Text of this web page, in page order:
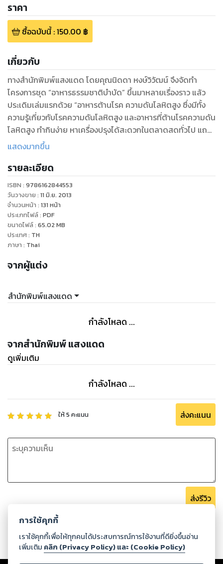
ราคา
ซื้อฉบับนี้:150.00 ฿
เกี่ยวกับ
ทางสำนักพิมพ์แสงแดด โดยคุณนิดดา หงษ์วิวัฒน์ จึงจัดทำ
โครงการชุด “อาหารธรรมชาติบำบัด” ขึ้นมาหลายเรื่องราว แล้ว
ประเดิมเล่มแรกด้วย “อาหารต้านโรค ความดันโลหิตสูง ซึ่งมีทั้ง
ความรู้เกี่ยวกับโรคความดันโลหิตสูง และอาหารที่ต้านโรคความดัน
โลหิตสูง ทำกินง่าย หาเครื่องปรุงได้สะดวกในตลาดสดทั่วไป แถม
ยังอร่อยดี เหมาะกับสมาชิกทุกคนในครอบครัว
แสดงมากขึ้น
รายละเอียด
ISBN : 9786162844553
วันวางขาย : 11 มิ.ย. 2013
จำนวนหน้า : 131 หน้า
ประเภทไฟล์: PDF
ขนาดไฟล์: 65.02 MB
ประเทศ: TH
ภาษา : Thai
จากผู้แต่ง
สำนักพิมพ์แสงแดด
กำลังโหลด ...
จากสำนักพิมพ์ แสงแดด
ดูเพิ่มเติม
กำลังโหลด ...
ให้5 คะแนน ส่งคะแนน
ส่งรีวิว
การใช้คุกกี้
เราใช้คุกกี้เพื่อให้ทุกคนได้ประสบการณ์การใช้งานที่ดียิ่งขึ้นอ่าน
เพิ่มเติม คลิก (Privacy Policy) และ (Cookie Policy)